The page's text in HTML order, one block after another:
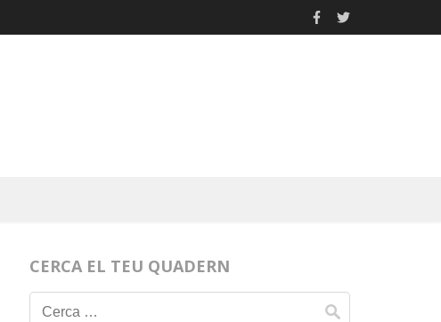
CERCA EL TEU QUADERN
Cerca: